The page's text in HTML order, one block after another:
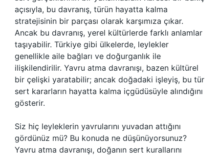
açısıyla, bu davranış, türün hayatta kalma
stratejisinin bir parçası olarak karşımıza çıkar.
Ancak bu davranış, yerel kültürlerde farklı anlamlar
taşıyabilir. Türkiye gibi ülkelerde, leylekler
genellikle aile bağları ve doğurganlık ile
ilişkilendirilir. Yavru atma davranışı, bazen kültürel
bir çelişki yaratabilir; ancak doğadaki işleyiş, bu tür
sert kararların hayatta kalma içgüdüsüyle alındığını
gösterir.
Siz hiç leyleklerin yavrularını yuvadan attığını
gördünüz mü? Bu konuda ne düşünüyorsunuz?
Yavru atma davranışı, doğanın sert kurallarını